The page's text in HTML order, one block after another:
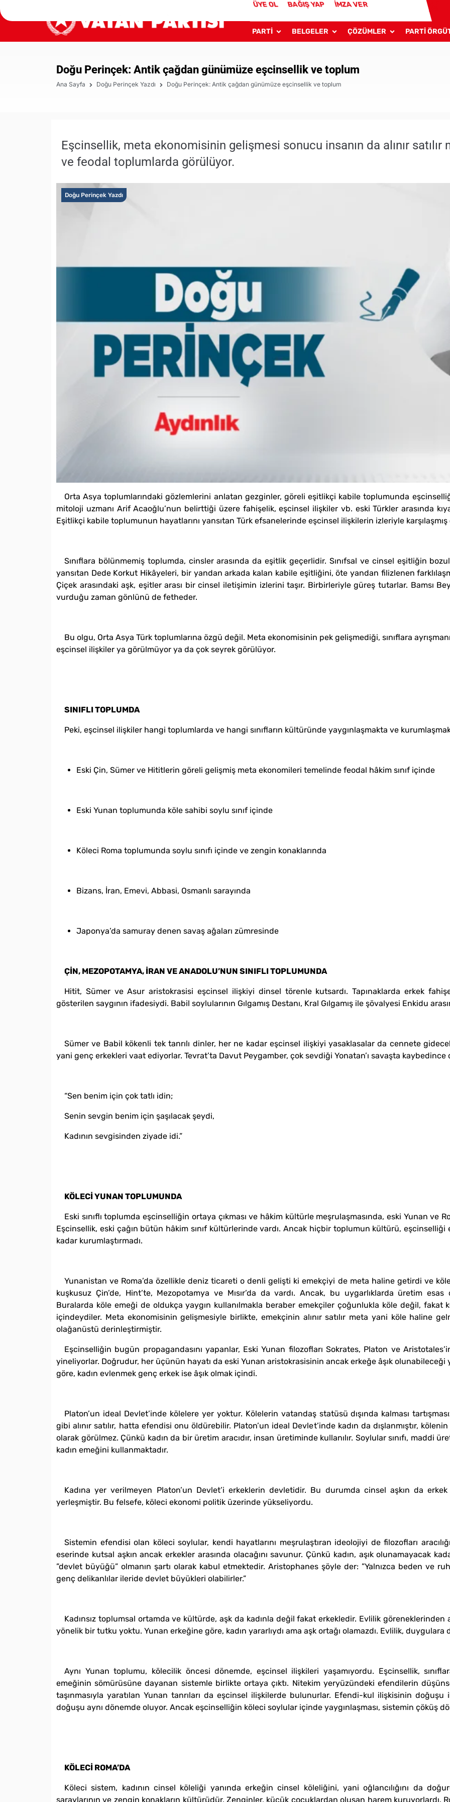
ÜYE OL BAĞIŞ YAP İMZA VER
PARTİ BELGELER ÇÖZÜMLER PARTİ
Doğu Perinçek: Antik çağdan günümüze eşcinsellik ve toplum
Ana Sayfa Doğu Perinçek Yazdı Doğu Perinçek: Antik çağdan günümüze eşcinsellik ve toplum
Eşcinsellik, meta ekonomisinin gelişmesi sonucu insanın da alınır
ve feodal toplumlarda görülüyor.
Doğu Perinçek Yazdı
Orta Asya toplumlarındaki gözlemlerini anlatan gezginler, göreli eşitlikçi kabile toplumunda
mitoloji uzmanı Arif Acaoğlu’nun belirttiği üzere fahişelik, eşcinsel ilişkiler vb. eski Türkler arasında
Eşitlikçi kabile toplumunun hayatlarını yansıtan Türk efsanelerinde eşcinsel ilişkilerin izleriyle karşılaşmış
Sınıflara bölünmemiş toplumda, cinsler arasında da eşitlik geçerlidir. Sınıfsal ve cinsel eşitliğin
yansıtan Dede Korkut Hikâyeleri, bir yandan arkada kalan kabile eşitliğini, öte yandan filizlenen
Çiçek arasındaki aşk, eşitler arası bir cinsel iletişimin izlerini taşır. Birbirleriyle güreş tutarlar. Bamsı
vurduğu zaman gönlünü de fetheder.
Bu olgu, Orta Asya Türk toplumlarına özgü değil. Meta ekonomisinin pek gelişmediği, sınıflara
eşcinsel ilişkiler ya görülmüyor ya da çok seyrek görülüyor.
SINIFLI TOPLUMDA
Peki, eşcinsel ilişkiler hangi toplumlarda ve hangi sınıfların kültüründe yaygınlaşmakta ve
Eski Çin, Sümer ve Hititlerin göreli gelişmiş meta ekonomileri temelinde feodal hâkim sınıf içinde
Eski Yunan toplumunda köle sahibi soylu sınıf içinde
Köleci Roma toplumunda soylu sınıfı içinde ve zengin konaklarında
Bizans, İran, Emevi, Abbasi, Osmanlı sarayında
Japonya’da samuray denen savaş ağaları zümresinde
ÇİN, MEZOPOTAMYA, İRAN VE ANADOLU’NUN SINIFLI TOPLUMUNDA
Hitit, Sümer ve Asur aristokrasisi eşcinsel ilişkiyi dinsel törenle kutsardı. Tapınaklarda erkek
gösterilen saygının ifadesiydi. Babil soylularının Gılgamış Destanı, Kral Gılgamış ile şövalyesi Enkidu
Sümer ve Babil kökenli tek tanrılı dinler, her ne kadar eşcinsel ilişkiyi yasaklasalar da cennete
yani genç erkekleri vaat ediyorlar. Tevrat’ta Davut Peygamber, çok sevdiği Yonatan’ı savaşta
“Sen benim için çok tatlı idin;
Senin sevgin benim için şaşılacak şeydi,
Kadının sevgisinden ziyade idi.”
KÖLECİ YUNAN TOPLUMUNDA
Eski sınıflı toplumda eşcinselliğin ortaya çıkması ve hâkim kültürle meşrulaşmasında, eski Yunan ve
Eşcinsellik, eski çağın bütün hâkim sınıf kültürlerinde vardı. Ancak hiçbir toplumun kültürü, eşcinselliği
kadar kurumlaştırmadı.
Yunanistan ve Roma’da özellikle deniz ticareti o denli gelişti ki emekçiyi de meta haline getirdi ve
kuşkusuz Çin’de, Hint’te, Mezopotamya ve Mısır’da da vardı. Ancak, bu uygarlıklarda üretim
Buralarda köle emeği de oldukça yaygın kullanılmakla beraber emekçiler çoğunlukla köle değil, fakat
içindeydiler. Meta ekonomisinin gelişmesiyle birlikte, emekçinin alınır satılır meta yani köle haline
olağanüstü derinleştirmiştir.
Eşcinselliğin bugün propagandasını yapanlar, Eski Yunan filozofları Sokrates, Platon ve
yineliyorlar. Doğrudur, her üçünün hayatı da eski Yunan aristokrasisinin ancak erkeğe âşık olunabileceği
göre, kadın evlenmek genç erkek ise âşık olmak içindi.
Platon’un ideal Devlet’inde kölelere yer yoktur. Kölelerin vatandaş statüsü dışında kalması
gibi alınır satılır, hatta efendisi onu öldürebilir. Platon’un ideal Devlet’inde kadın da dışlanmıştır,
olarak görülmez. Çünkü kadın da bir üretim aracıdır, insan üretiminde kullanılır. Soylular sınıfı, maddi
kadın emeğini kullanmaktadır.
Kadına yer verilmeyen Platon’un Devlet’i erkeklerin devletidir. Bu durumda cinsel aşkın da
yerleşmiştir. Bu felsefe, köleci ekonomi politik üzerinde yükseliyordu.
Sistemin efendisi olan köleci soylular, kendi hayatlarını meşrulaştıran ideolojiyi de filozofları
eserinde kutsal aşkın ancak erkekler arasında olacağını savunur. Çünkü kadın, aşık olunamayacak
”devlet büyüğü” olmanın şartı olarak kabul etmektedir. Aristophanes şöyle der: ”Yalnızca beden ve
genç delikanlılar ileride devlet büyükleri olabilirler.”
Kadınsız toplumsal ortamda ve kültürde, aşk da kadınla değil fakat erkekledir. Evlilik göreneklerinden
yönelik bir tutku yoktu. Yunan erkeğine göre, kadın yararlıydı ama aşk ortağı olamazdı. Evlilik,
Aynı Yunan toplumu, kölecilik öncesi dönemde, eşcinsel ilişkileri yaşamıyordu. Eşcinsellik,
emeğinin sömürüsüne dayanan sistemle birlikte ortaya çıktı. Nitekim yeryüzündeki efendilerin
taşınmasıyla yaratılan Yunan tanrıları da eşcinsel ilişkilerde bulunurlar. Efendi-kul ilişkisinin doğuşu
doğuşu aynı dönemde oluyor. Ancak eşcinselliğin köleci soylular içinde yaygınlaşması, sistemin çöküş
KÖLECİ ROMA’DA
Köleci sistem, kadının cinsel köleliği yanında erkeğin cinsel köleliğini, yani oğlancılığını da
saraylarının ve zengin konakların kültürüdür. Zenginler, küçük çocuklardan oluşan harem kuruyorlardı.